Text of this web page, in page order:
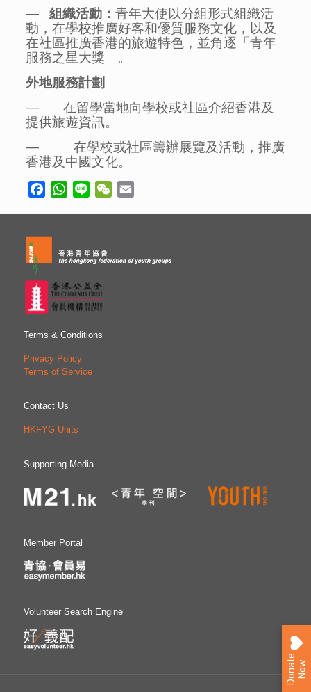
—組織活動：青年大使以分組形式組織活
動，在學校推廣好客和優質服務文化，以及
在社區推廣香港的旅遊特色，並角逐「青年
服務之星大獎」。
外地服務計劃
— 在留學當地向學校或社區介紹香港及
提供旅遊資訊。
— 在學校或社區籌辦展覽及活動，推廣
香港及中國文化。
FacebookWhatsApp
Line WeChat
Terms & Conditions
Privacy Policy
Terms of Service
Contact Us
HKFYG Units
Supporting Media
Member Portal
Volunteer Search Engine
D
o
n
at
e
N
ow